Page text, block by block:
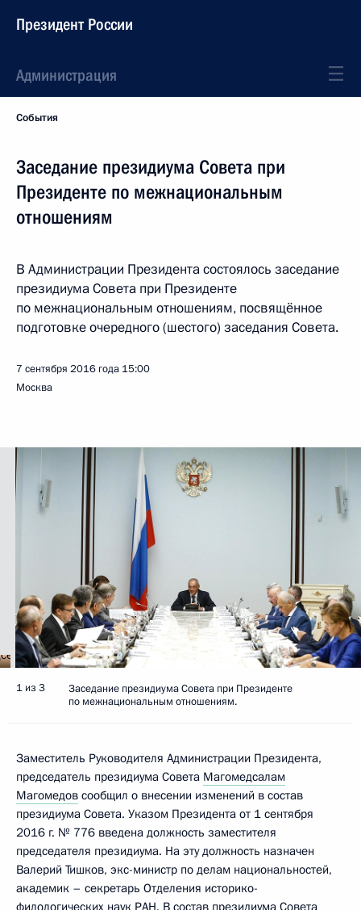
Президент России
Администрация
События
Заседание президиума Совета при
Президенте по межнациональным
отношениям
В Администрации Президента состоялось заседание
президиума Совета при Президенте
по межнациональным отношениям, посвящённое
подготовке очередного (шестого) заседания Совета.
7 сентября 2016 года 15:00
Москва
1 из 3
Заседание президиума Совета при Президенте
по межнациональным отношениям.
Заместитель Руководителя Администрации Президента,
председатель президиума Совета Магомедсалам
Магомедов сообщил о внесении изменений в состав
президиума Совета. Указом Президента от 1 сентября
2016 г. № 776 введена должность заместителя
председателя президиума. На эту должность назначен
Валерий Тишков, экс-министр по делам национальностей,
академик – секретарь Отделения историко-